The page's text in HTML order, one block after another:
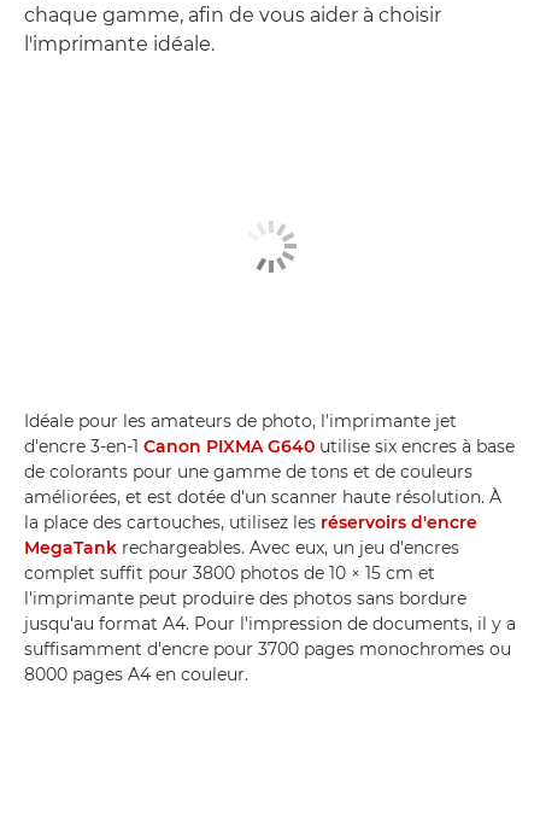
chaque gamme, afin de vous aider à choisir
l'imprimante idéale.
Idéale pour les amateurs de photo, l'imprimante jet
d'encre 3-en-1 Canon PIXMA G640 utilise six encres à base
de colorants pour une gamme de tons et de couleurs
améliorées, et est dotée d'un scanner haute résolution. À
la place des cartouches, utilisez les réservoirs d'encre
MegaTank rechargeables. Avec eux, un jeu d'encres
complet suffit pour 3800 photos de 10 × 15 cm et
l'imprimante peut produire des photos sans bordure
jusqu'au format A4. Pour l'impression de documents, il y a
suffisamment d'encre pour 3700 pages monochromes ou
8000 pages A4 en couleur.